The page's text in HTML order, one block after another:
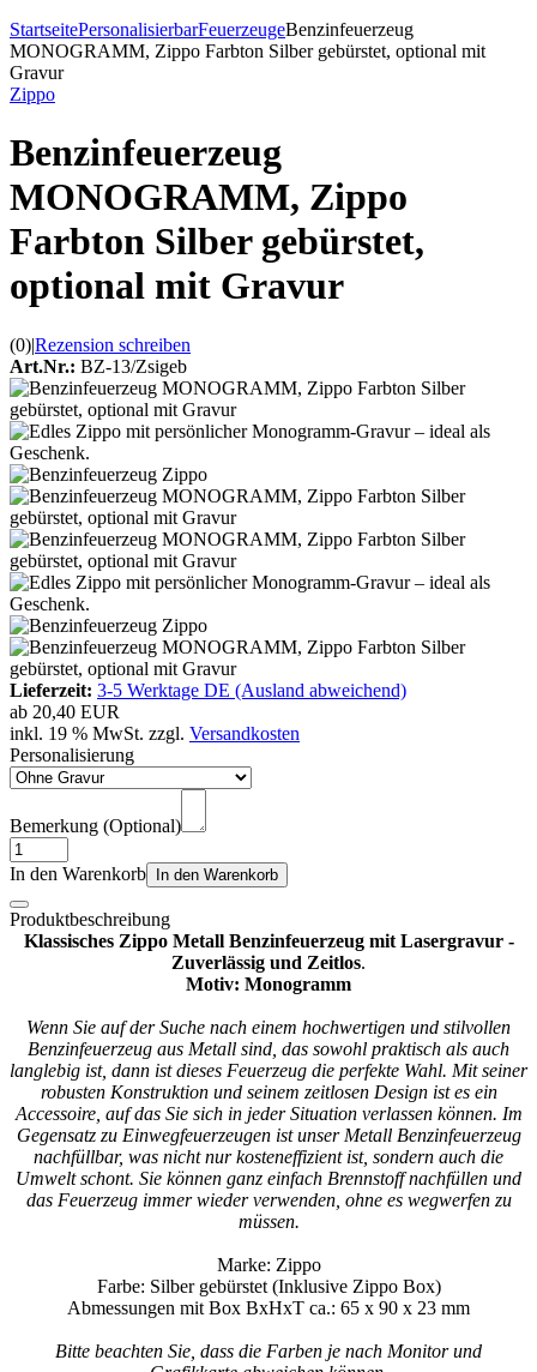
StartseitePersonalisierbarFeuerzeugeBenzinfeuerzeug
MONOGRAMM, Zippo Farbton Silber gebürstet, optional mit
Gravur
Zippo
Benzinfeuerzeug
MONOGRAMM, Zippo
Farbton Silber gebürstet,
optional mit Gravur
(0)|Rezension schreiben
Art.Nr.: BZ-13/Zsigeb
Lieferzeit: 3-5 Werktage DE (Ausland abweichend)
ab 20,40 EUR
inkl. 19 % MwSt. zzgl. Versandkosten
Personalisierung
Bemerkung (Optional)
In den Warenkorb In den Warenkorb
Produktbeschreibung
Klassisches Zippo Metall Benzinfeuerzeug mit Lasergravur -
Zuverlässig und Zeitlos.
Motiv: Monogramm
Wenn Sie auf der Suche nach einem hochwertigen und stilvollen
Benzinfeuerzeug aus Metall sind, das sowohl praktisch als auch
langlebig ist, dann ist dieses Feuerzeug die perfekte Wahl. Mit seiner
robusten Konstruktion und seinem zeitlosen Design ist es ein
Accessoire, auf das Sie sich in jeder Situation verlassen können. Im
Gegensatz zu Einwegfeuerzeugen ist unser Metall Benzinfeuerzeug
nachfüllbar, was nicht nur kosteneffizient ist, sondern auch die
Umwelt schont. Sie können ganz einfach Brennstoff nachfüllen und
das Feuerzeug immer wieder verwenden, ohne es wegwerfen zu
müssen.
Marke: Zippo
Farbe: Silber gebürstet (Inklusive Zippo Box)
Abmessungen mit Box BxHxT ca.: 65 x 90 x 23 mm
Bitte beachten Sie, dass die Farben je nach Monitor und